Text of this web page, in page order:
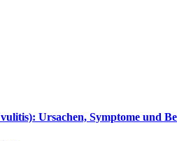
Ursachen, Symptome und